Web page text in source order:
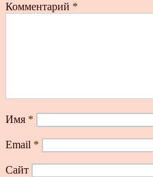
Комментарий *
Имя *
Email *
Сайт